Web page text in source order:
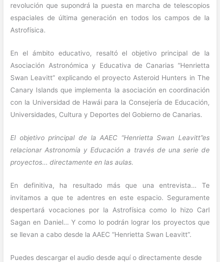
revolución que supondrá la puesta en marcha de telescopios
espaciales de última generación en todos los campos de la
Astrofísica.
En el ámbito educativo, resaltó el objetivo principal de la
Asociación Astronómica y Educativa de Canarias “Henrietta
Swan Leavitt” explicando el proyecto Asteroid Hunters in The
Canary Islands que implementa la asociación en coordinación
con la Universidad de Hawái para la Consejería de Educación,
Universidades, Cultura y Deportes del Gobierno de Canarias.
El objetivo principal de la AAEC “Henrietta Swan Leavitt”es
relacionar Astronomía y Educación a través de una serie de
proyectos… directamente en las aulas.
En definitiva, ha resultado más que una entrevista… Te
invitamos a que te adentres en este espacio. Seguramente
despertará vocaciones por la Astrofísica como lo hizo Carl
Sagan en Daniel… Y como lo podrán lograr los proyectos que
se llevan a cabo desde la AAEC “Henrietta Swan Leavitt”.
Puedes descargar el audio desde aquí o directamente desde